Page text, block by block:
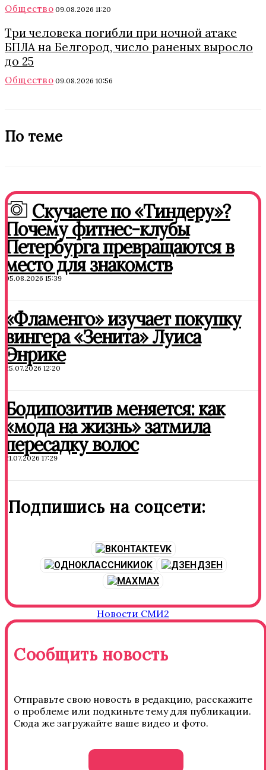
Общество 09.08.2026 11:20
Три человека погибли при ночной атаке
БПЛА на Белгород, число раненых выросло
до 25
Общество 09.08.2026 10:56
По теме
Скучаете по «Тиндеру»?
Почему фитнес-клубы
Петербурга превращаются в
место для знакомств
05.08.2026 15:39
«Фламенго» изучает покупку
вингера «Зенита» Луиса
Энрике
25.07.2026 12:20
Бодипозитив меняется: как
«мода на жизнь» затмила
пересадку волос
21.07.2026 17:29
Подпишись на соцсети:
VK
OK
ДЗЕН
MAX
Новости СМИ2
Сообщить новость
Отправьте свою новость в редакцию, расскажите
о проблеме или подкиньте тему для публикации.
Сюда же загружайте ваше видео и фото.